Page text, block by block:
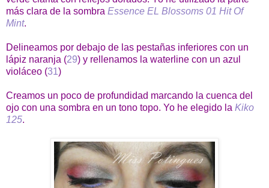
más clara de la sombra Essence EL Blossoms 01 Hit Of
Mint.
Delineamos por debajo de las pestañas inferiores con un
lápiz naranja (29) y rellenamos la waterline con un azul
violáceo (31)
Creamos un poco de profundidad marcando la cuenca del
ojo con una sombra en un tono topo. Yo he elegido la Kiko
125.